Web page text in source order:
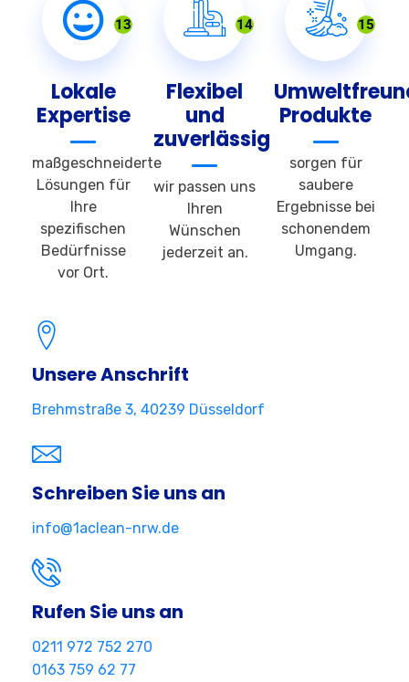
13
Lokale
Expertise
maßgeschneiderte
Lösungen für
Ihre
spezifischen
Bedürfnisse
vor Ort.
14
Flexibel
und
zuverlässig
wir passen uns
Ihren
Wünschen
jederzeit an.
15
Produkte
sorgen für
saubere
Ergebnisse bei
schonendem
Umgang.
Unsere Anschrift
Brehmstraße 3, 40239 Düsseldorf
Schreiben Sie uns an
info@1aclean-nrw.de
Rufen Sie uns an
0211 972 752 270
0163 759 62 77